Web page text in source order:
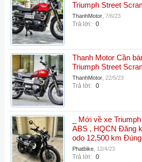
Triumph Street
ThanhMotor 7/6/23
Trả lời: 0
Thanh Motor Cần
Triumph Street
ThanhMotor 22/5/23
Trả lời: 0
_ Mới về xe
ABS , HQCN Đăng
odo 12,500 km Đúng
Phatbike 12/4/23
Trả lời: 0